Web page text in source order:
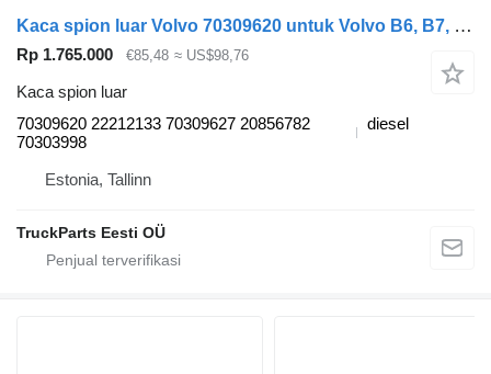
Kaca spion luar Volvo 70309620 untuk Volvo B6, B7, B9, B10, B12 bus (1978-2011)
Rp 1.765.000 €85,48 ≈ US$98,76
Kaca spion luar
70309620 22212133 70309627 20856782
70303998
diesel
Estonia, Tallinn
TruckParts Eesti OÜ